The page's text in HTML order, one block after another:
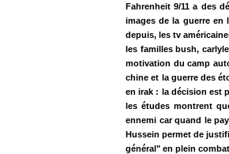
Fahrenheit 9/11 a des
images de la guerre en
depuis, les tv
les familles bush,
motivation du camp
chine et la guerre des
en irak : la décision est
les études montrent
ennemi car quand le
Hussein permet de
général" en plein